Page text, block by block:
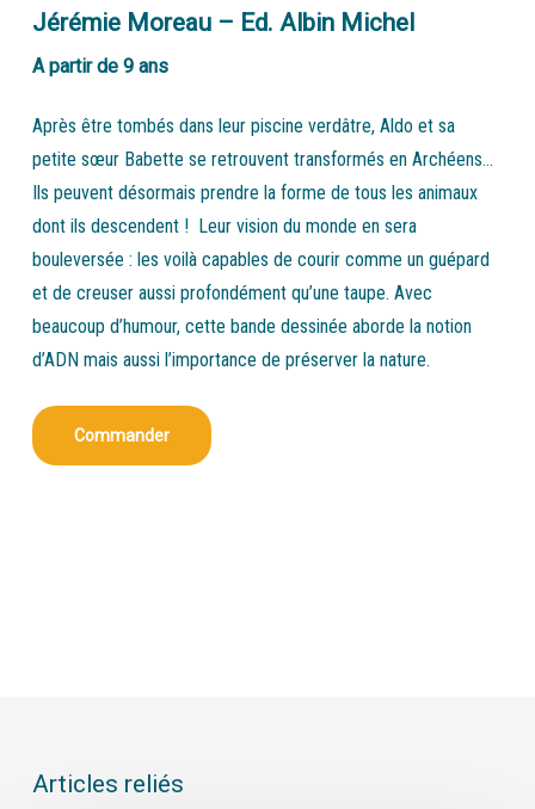
Jérémie Moreau – Ed. Albin Michel
A partir de 9 ans
Après être tombés dans leur piscine verdâtre, Aldo et sa
petite sœur Babette se retrouvent transformés en Archéens…
Ils peuvent désormais prendre la forme de tous les animaux
dont ils descendent ! Leur vision du monde en sera
bouleversée : les voilà capables de courir comme un guépard
et de creuser aussi profondément qu’une taupe. Avec
beaucoup d’humour, cette bande dessinée aborde la notion
d’ADN mais aussi l’importance de préserver la nature.
Commander
Articles reliés